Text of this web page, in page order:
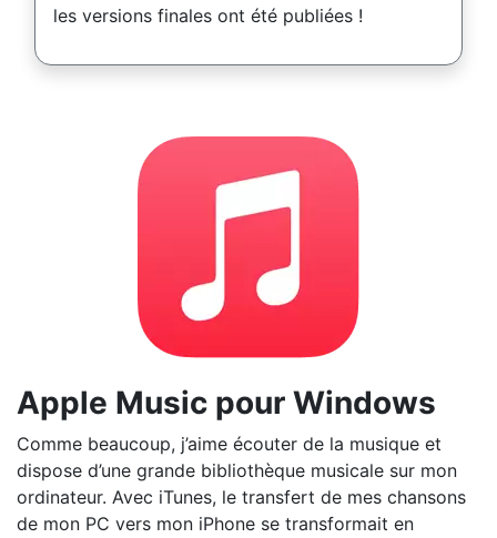
les versions finales ont été publiées !
Apple Music pour Windows
Comme beaucoup, j’aime écouter de la musique et
dispose d’une grande bibliothèque musicale sur mon
ordinateur. Avec iTunes, le transfert de mes chansons
de mon PC vers mon iPhone se transformait en